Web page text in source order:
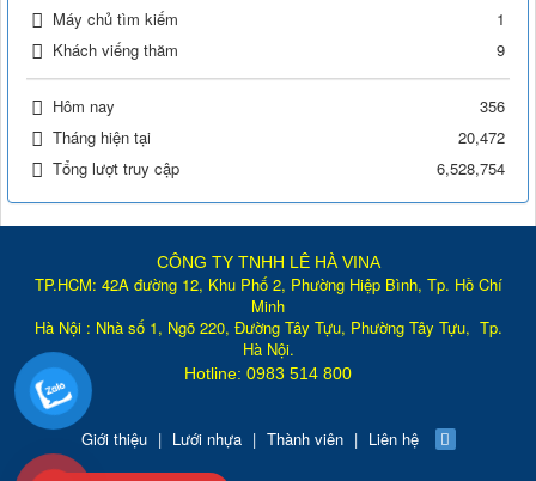
Máy chủ tìm kiếm
1
Khách viếng thăm
9
Hôm nay
356
Tháng hiện tại
20,472
Tổng lượt truy cập
6,528,754
CÔNG TY TNHH LÊ HÀ VINA
TP.HCM: 42A đường 12, Khu Phố 2, Phường Hiệp Bình, Tp. Hồ Chí
Minh
Hà Nội : Nhà số 1, Ngõ 220, Đường Tây Tựu, Phường Tây Tựu, Tp.
Hà Nội.
Hotline: 0983 514 800
Giới thiệu | Lưới nhựa | Thành viên | Liên hệ